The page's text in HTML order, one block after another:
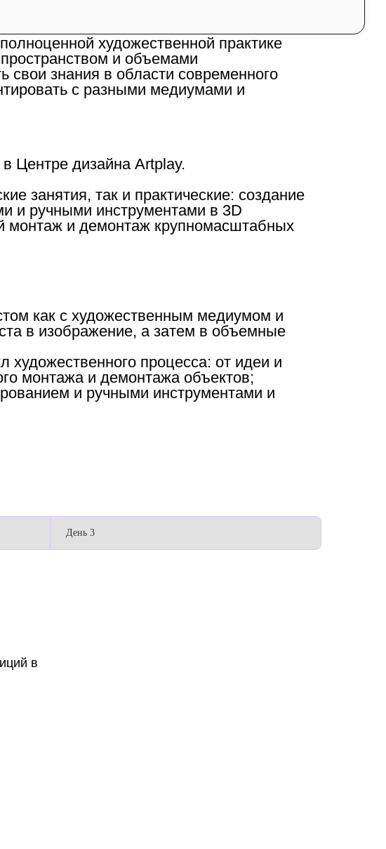
художественной практике
и объемами
свои знания в области современного
с разными медиумами и
Центре дизайна Artplay.
занятия, так и практические: создание
и ручными инструментами в 3D
монтаж и демонтаж крупномасштабных
как с художественным медиумом и
в изображение, а затем в объемные
художественного процесса: от идеи и
монтажа и демонтажа объектов;
и ручными инструментами и
День 3
в